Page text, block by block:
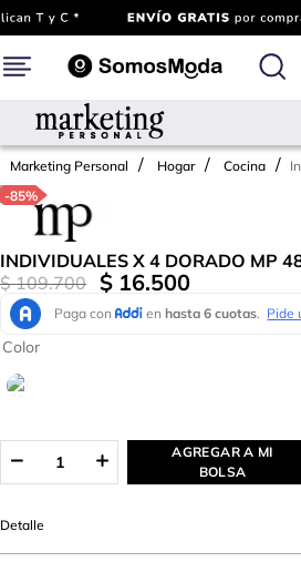
Marketing Personal Hogar Cocina
-85%
INDIVIDUALES X 4 DORADO MP
$ 109.700 $ 16.500
Color
AGREGAR A MI
BOLSA
Detalle